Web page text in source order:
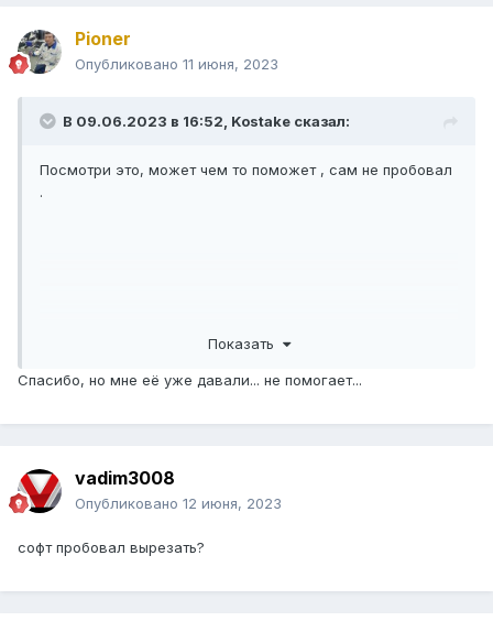
Pioner
Опубликовано 11 июня, 2023
В 09.06.2023 в 16:52, Kostake сказал:
Посмотри это, может чем то поможет , сам не пробовал
.
Показать
Спасибо, но мне её уже давали... не помогает...
vadim3008
Опубликовано 12 июня, 2023
софт пробовал вырезать?